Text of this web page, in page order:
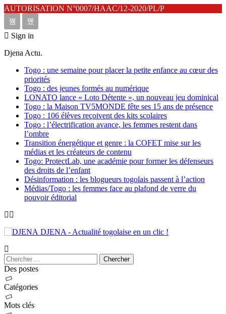
AUTORISATION N°0007/HAAC/12-2020/PL/P
Sign in
Djena Actu.
Togo : une semaine pour placer la petite enfance au cœur des
priorités
Togo : des jeunes formés au numérique
LONATO lance « Loto Détente », un nouveau jeu dominical
Togo : la Maison TV5MONDE fête ses 15 ans de présence
Togo : 106 élèves reçoivent des kits scolaires
Togo : l’électrification avance, les femmes restent dans
l’ombre
Transition énergétique et genre : la COFET mise sur les
médias et les créateurs de contenu
Togo: ProtectLab, une académie pour former les défenseurs
des droits de l’enfant
Désinformation : les blogueurs togolais passent à l’action
Médias/Togo : les femmes face au plafond de verre du
pouvoir éditorial
DJENA - Actualité togolaise en un clic !
Des postes
Catégories
Mots clés